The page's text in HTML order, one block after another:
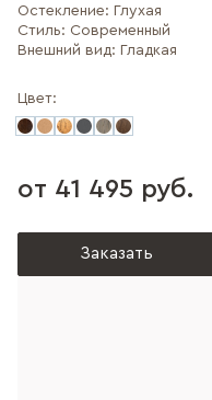
Остекление: Глухая
Стиль: Современный
Внешний вид: Гладкая
Цвет:
от 41 495 руб.
Заказать